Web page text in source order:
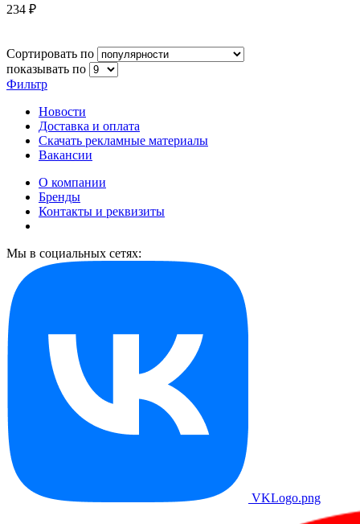
234 ₽
Сортировать по
показывать по
Фильтр
Новости
Доставка и оплата
Скачать рекламные материалы
Вакансии
О компании
Бренды
Контакты и реквизиты
Мы в социальных сетях:
VKLogo.png